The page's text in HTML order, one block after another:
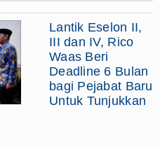
Lantik Eselon II,
III dan IV, Rico
Waas Beri
Deadline 6 Bulan
bagi Pejabat Baru
Untuk Tunjukkan